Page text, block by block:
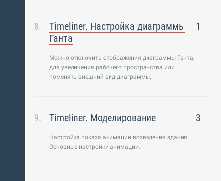
Timeliner. Настройка диаграммы
Ганта
1
Можно отключить отображения диаграммы Ганта,
для увеличения рабочего пространства или
поменять внешний вид диаграммы.
Timeliner. Моделирование 3
Настройка показа анимации возведения здания.
Основные настройки анимации.